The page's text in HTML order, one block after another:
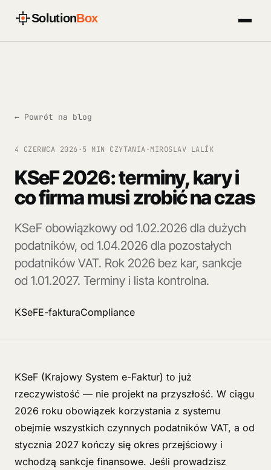
SolutionBox
← Powrót na blog
4 CZERWCA 2026·5 MIN CZYTANIA·MIROSLAV LALÍK
KSeF 2026: terminy, kary i
co firma musi zrobić na czas
KSeF obowiązkowy od 1.02.2026 dla dużych
podatników, od 1.04.2026 dla pozostałych
podatników VAT. Rok 2026 bez kar, sankcje
od 1.01.2027. Terminy i lista kontrolna.
KSeFE-fakturaCompliance
KSeF (Krajowy System e-Faktur) to już
rzeczywistość — nie projekt na przyszłość. W ciągu
2026 roku obowiązek korzystania z systemu
obejmie wszystkich czynnych podatników VAT, a od
stycznia 2027 kończy się okres przejściowy i
wchodzą sankcje finansowe. Jeśli prowadzisz